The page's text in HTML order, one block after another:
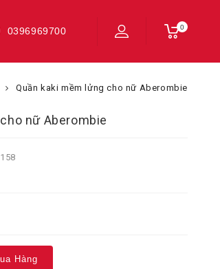
0
0396969700
Quần kaki mềm lửng cho nữ Aberombie
nữ Aberombie
Hàng